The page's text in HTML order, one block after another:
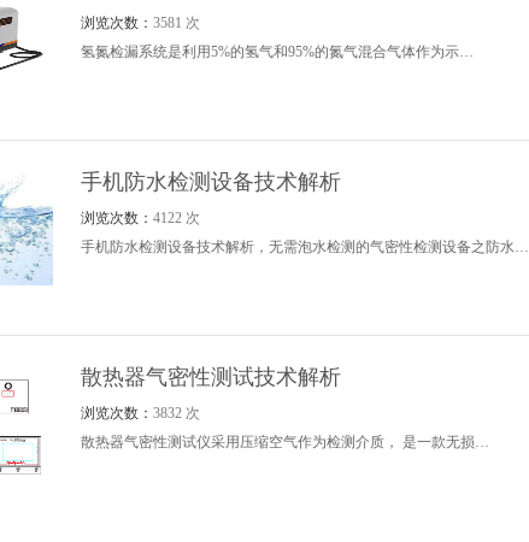
浏览次数： 3581 次
氢氮检漏系统是利用5%的氢气和95%的氮气混合气体作为示…
手机防水检测设备技术解析
浏览次数： 4122 次
手机防水检测设备技术解析，无需泡水检测的气密性检测设备之防水…
散热器气密性测试技术解析
浏览次数： 3832 次
散热器气密性测试仪采用压缩空气作为检测介质， 是一款无损…